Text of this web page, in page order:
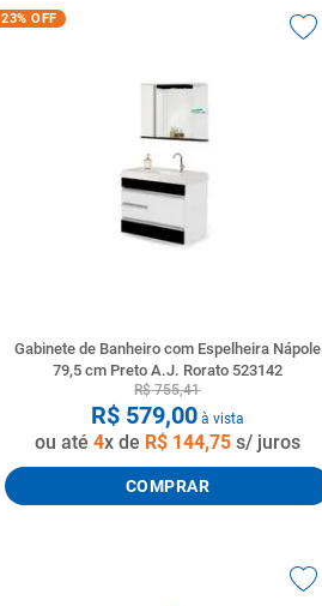
23% OFF
Gabinete de Banheiro com Espelheira Nápole
79,5 cm Preto A.J. Rorato 523142
R$ 755,41
R$ 579,00à vista
ou até 4x de R$ 144,75s/ juros
COMPRAR